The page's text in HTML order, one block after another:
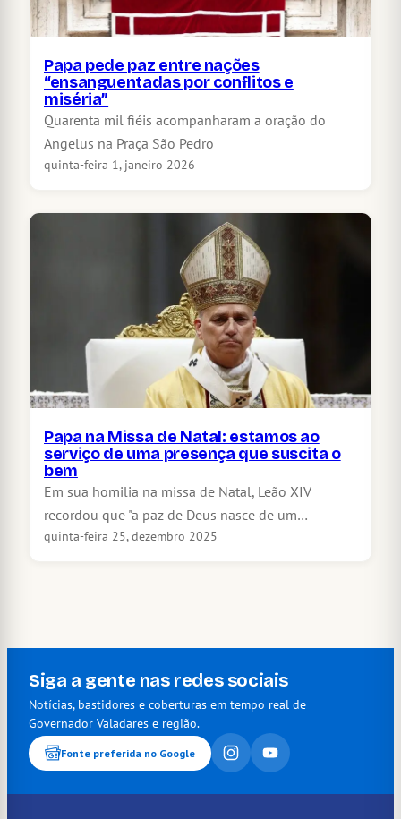
Papa pede paz entre nações
“ensanguentadas por conflitos e
miséria”
Quarenta mil fiéis acompanharam a oração do
Angelus na Praça São Pedro
quinta-feira 1, janeiro 2026
Papa na Missa de Natal: estamos ao
serviço de uma presença que suscita o
bem
Em sua homilia na missa de Natal, Leão XIV
recordou que "a paz de Deus nasce de um…
quinta-feira 25, dezembro 2025
Siga a gente nas redes sociais
Notícias, bastidores e coberturas em tempo real de
Governador Valadares e região.
Fonte preferida no Google